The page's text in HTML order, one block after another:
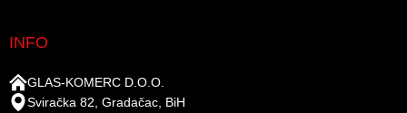
INFO
GLAS-KOMERC D.O.O.
Sviračka 82, Gradačac, BiH